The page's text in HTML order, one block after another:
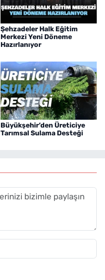
Şehzadeler Halk Eğitim
Merkezi Yeni Döneme
Hazırlanıyor
Büyükşehir’den Üreticiye
Tarımsal Sulama Desteği